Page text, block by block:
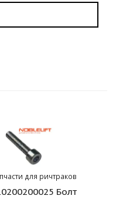
для ричтраков
Болт